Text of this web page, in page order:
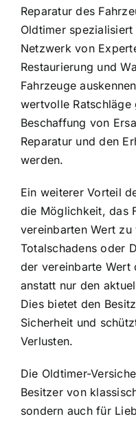
Reparatur des
Oldtimer
Netzwerk von
Restaurierung und
Fahrzeuge
wertvolle
Beschaffung von
Reparatur und den
werden.
Ein weiterer Vorteil
die Möglichkeit, das
vereinbarten Wert zu
Totalschadens oder
der vereinbarte Wert
anstatt nur den
Dies bietet den
Sicherheit und
Verlusten.
Die Oldtimer-
Besitzer von
sondern auch für